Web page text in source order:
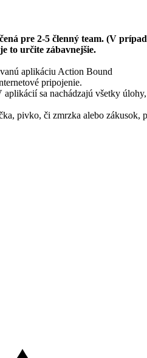
pre 2-5 členný team. (V
to určite zábavnejšie.
aplikáciu Action Bound
pripojenie.
sa nachádzajú všetky
pivko, či zmrzka alebo zákusok,